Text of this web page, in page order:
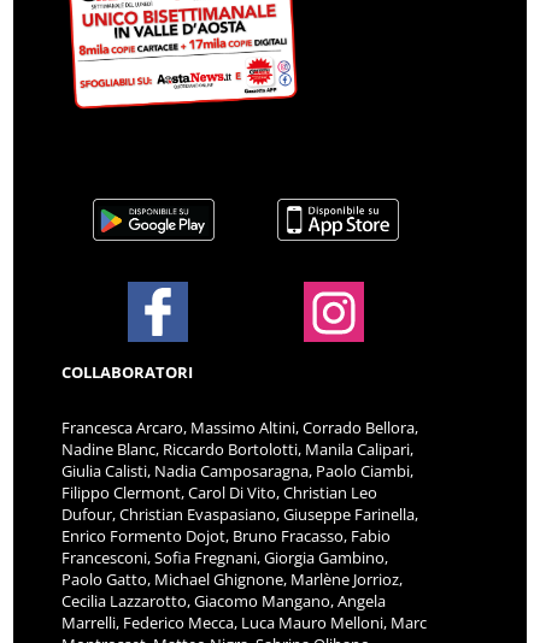
COLLABORATORI
Francesca Arcaro, Massimo Altini, Corrado Bellora,
Nadine Blanc, Riccardo Bortolotti, Manila Calipari,
Giulia Calisti, Nadia Camposaragna, Paolo Ciambi,
Filippo Clermont, Carol Di Vito, Christian Leo
Dufour, Christian Evaspasiano, Giuseppe Farinella,
Enrico Formento Dojot, Bruno Fracasso, Fabio
Francesconi, Sofia Fregnani, Giorgia Gambino,
Paolo Gatto, Michael Ghignone, Marlène Jorrioz,
Cecilia Lazzarotto, Giacomo Mangano, Angela
Marrelli, Federico Mecca, Luca Mauro Melloni, Marc